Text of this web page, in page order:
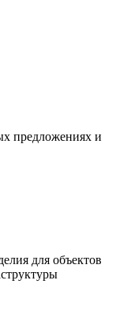
предложениях и
для объектов